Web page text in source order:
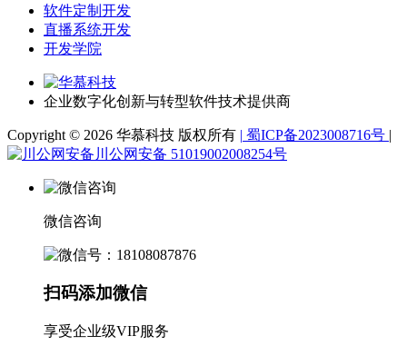
软件定制开发
直播系统开发
开发学院
企业数字化创新与转型软件技术提供商
Copyright © 2026 华慕科技 版权所有 | 蜀ICP备2023008716号 |
川公网安备 51019002008254号
微信咨询
扫码添加微信
享受企业级VIP服务